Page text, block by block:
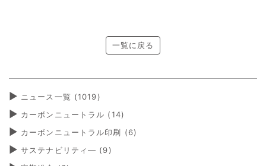
一覧に戻る
ニュース一覧 (1019)
カーボンニュートラル (14)
カーボンニュートラル印刷 (6)
サステナビリティ― (9)